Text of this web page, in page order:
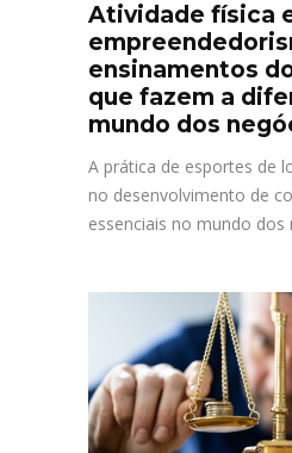
Atividade física
ensinamentos
que fazem a
mundo dos
A prática de esportes de
no desenvolvimento de
essenciais no mundo dos